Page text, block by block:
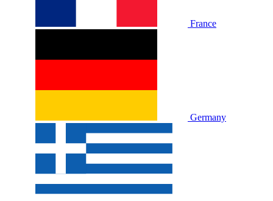
France
Germany